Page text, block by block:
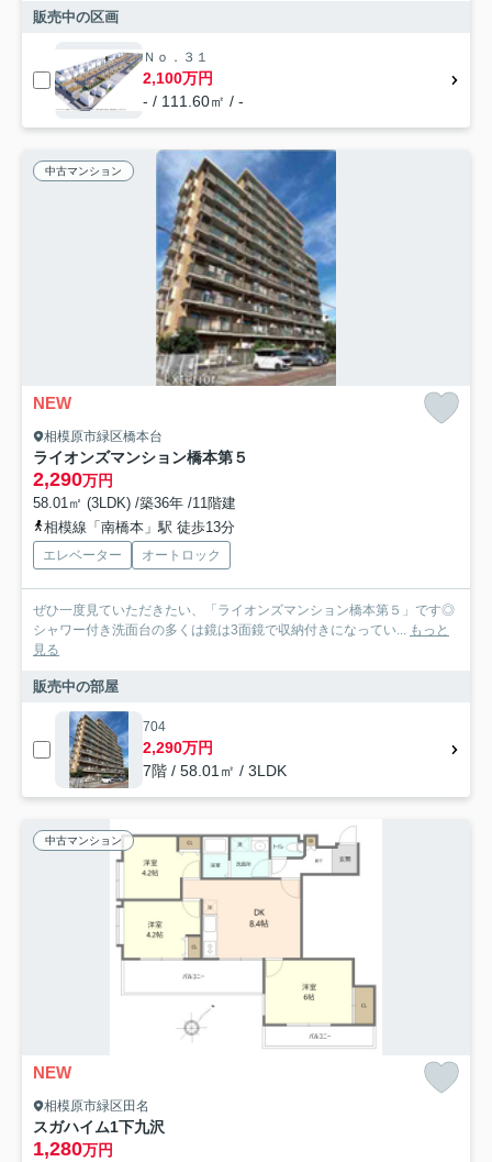
販売中の区画
Ｎｏ．３１
2,100万円
- / 111.60㎡ / -
中古マンション
NEW
相模原市緑区橋本台
ライオンズマンション橋本第５
2,290万円
58.01㎡ (3LDK) /築36年 /11階建
相模線「南橋本」駅 徒歩13分
エレベーター オートロック
ぜひ一度見ていただきたい、「ライオンズマンション橋本第５」です◎
シャワー付き洗面台の多くは鏡は3面鏡で収納付きになってい... もっと
見る
販売中の部屋
704
2,290万円
7階 / 58.01㎡ / 3LDK
中古マンション
NEW
相模原市緑区田名
スガハイム1下九沢
1,280万円